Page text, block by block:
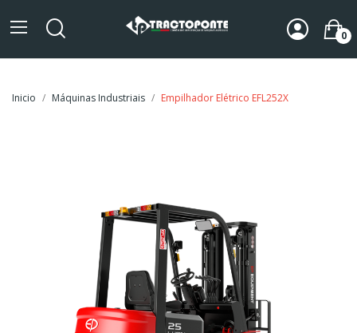
0
Inicio Máquinas Industriais Empilhador Elétrico EFL252X